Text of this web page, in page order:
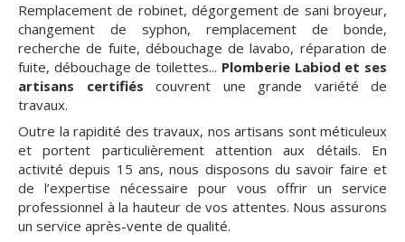
Remplacement de robinet, dégorgement de sani broyeur,
changement de syphon, remplacement de bonde,
recherche de fuite, débouchage de lavabo, réparation de
fuite, débouchage de toilettes... Plomberie Labiod et ses
artisans certifiés couvrent une grande variété de
travaux.
Outre la rapidité des travaux, nos artisans sont méticuleux
et portent particulièrement attention aux détails. En
activité depuis 15 ans, nous disposons du savoir faire et
de l’expertise nécessaire pour vous offrir un service
professionnel à la hauteur de vos attentes. Nous assurons
un service après-vente de qualité.